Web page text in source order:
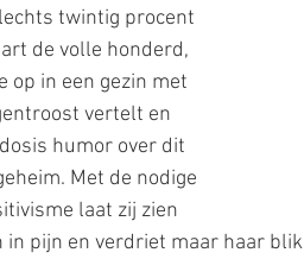
twintig procent
de volle honderd,
op in een gezin met
vertelt en
humor over dit
Met de nodige
laat zij zien
pijn en verdriet maar haar